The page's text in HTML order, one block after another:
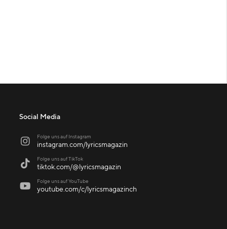
Social Media
 Folge uns auf Instagram
instagram.com/lyricsmagazin
 Folge uns auf TikTok
tiktok.com/@lyricsmagazin
 Folge uns auf YouTube
youtube.com/c/lyricsmagazinch